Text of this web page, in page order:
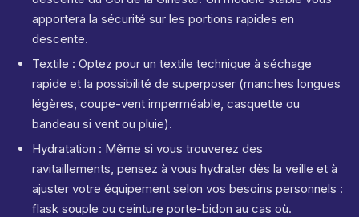
apportera la sécurité sur les portions rapides en
descente.
Textile : Optez pour un textile technique à séchage
rapide et la possibilité de superposer (manches longues
légères, coupe-vent imperméable, casquette ou
bandeau si vent ou pluie).
Hydratation : Même si vous trouverez des
ravitaillements, pensez à vous hydrater dès la veille et à
ajuster votre équipement selon vos besoins personnels :
flask souple ou ceinture porte-bidon au cas où.